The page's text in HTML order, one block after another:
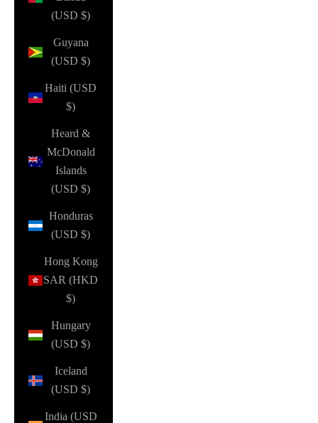
(USD $)
Guyana
(USD $)
Haiti (USD
$)
Heard &
McDonald
Islands
(USD $)
Honduras
(USD $)
Hong Kong
SAR (HKD
$)
Hungary
(USD $)
Iceland
(USD $)
India (USD